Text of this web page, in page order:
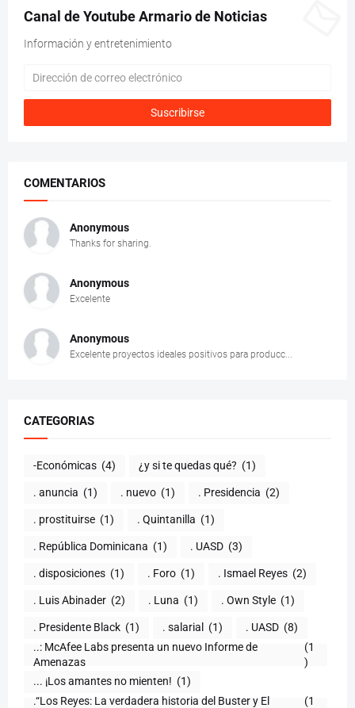
Canal de Youtube Armario de Noticias
Información y entretenimiento
COMENTARIOS
Anonymous
Thanks for sharing.
Anonymous
Excelente
Anonymous
Excelente proyectos ideales positivos para producc...
CATEGORIAS
-Económicas (4) ¿y si te quedas qué? (1)
. anuncia (1) . nuevo (1) . Presidencia (2)
. prostituirse (1) . Quintanilla (1)
. República Dominicana (1) . UASD (3)
. disposiciones (1) . Foro (1) . Ismael Reyes (2)
. Luis Abinader (2) . Luna (1) . Own Style (1)
. Presidente Black (1) . salarial (1) . UASD (8)
..: McAfee Labs presenta un nuevo Informe de
(1
)
... ¡Los amantes no mienten! (1)
.“Los Reyes: La verdadera historia del Buster y El
(1